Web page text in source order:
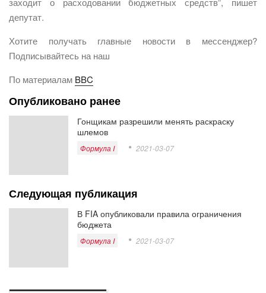
депутат.
Хотите получать главные новости в мессенджер?
Подписывайтесь на наш
По материалам BBC
Опубликовано ранее
Гонщикам разрешили менять раскраску
шлемов
Формула I 2021-03-07
Следующая публикация
В FIA опубликовали правила ограничения
бюджета
Формула I 2021-03-07